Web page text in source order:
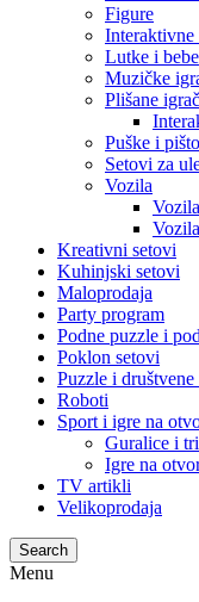
Figure
Interaktivne
Lutke i bebe
Muzičke
Plišane
Puške i
Setovi za
Vozila
Kreativni setovi
Kuhinjski setovi
Maloprodaja
Party program
Podne puzzle i
Poklon setovi
Puzzle i društvene
Roboti
Sport i igre na
Guralice i
Igre na
TV artikli
Velikoprodaja
Search
Menu